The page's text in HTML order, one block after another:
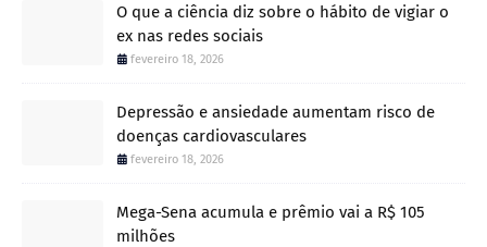
O que a ciência diz sobre o hábito de vigiar o
ex nas redes sociais
fevereiro 18, 2026
Depressão e ansiedade aumentam risco de
doenças cardiovasculares
fevereiro 18, 2026
Mega-Sena acumula e prêmio vai a R$ 105
milhões